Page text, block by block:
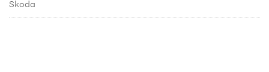
Skoda